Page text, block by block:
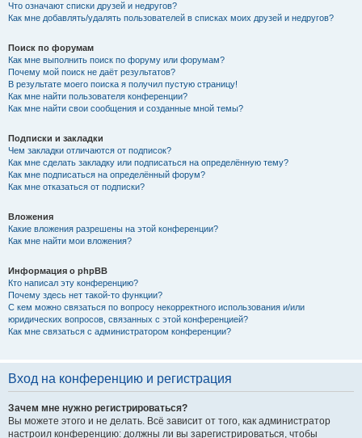
Что означают списки друзей и недругов?
Как мне добавлять/удалять пользователей в списках моих друзей и недругов?
Поиск по форумам
Как мне выполнить поиск по форуму или форумам?
Почему мой поиск не даёт результатов?
В результате моего поиска я получил пустую страницу!
Как мне найти пользователя конференции?
Как мне найти свои сообщения и созданные мной темы?
Подписки и закладки
Чем закладки отличаются от подписок?
Как мне сделать закладку или подписаться на определённую тему?
Как мне подписаться на определённый форум?
Как мне отказаться от подписки?
Вложения
Какие вложения разрешены на этой конференции?
Как мне найти мои вложения?
Информация о phpBB
Кто написал эту конференцию?
Почему здесь нет такой-то функции?
С кем можно связаться по вопросу некорректного использования и/или
юридических вопросов, связанных с этой конференцией?
Как мне связаться с администратором конференции?
Вход на конференцию и регистрация
Зачем мне нужно регистрироваться?
Вы можете этого и не делать. Всё зависит от того, как администратор
настроил конференцию: должны ли вы зарегистрироваться, чтобы